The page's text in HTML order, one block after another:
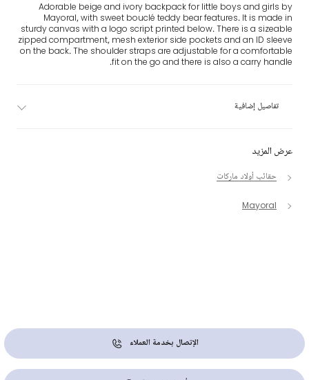
عرض المزيد
حقائب أولاد ماركات
Mayoral
Adorable beige and ivory backpack for little boys and girls by
Mayoral, with sweet bouclé teddy bear features. It is made in
sturdy canvas with a logo script printed below. There is a sizeable
zipped compartment, mesh exterior side pockets and an ID sleeve
on the back. The shoulder straps are adjustable for a comfortable
fit on the go and there is also a carry handle.
تفاصيل إضافية
الإتصال بخدمة العملاء